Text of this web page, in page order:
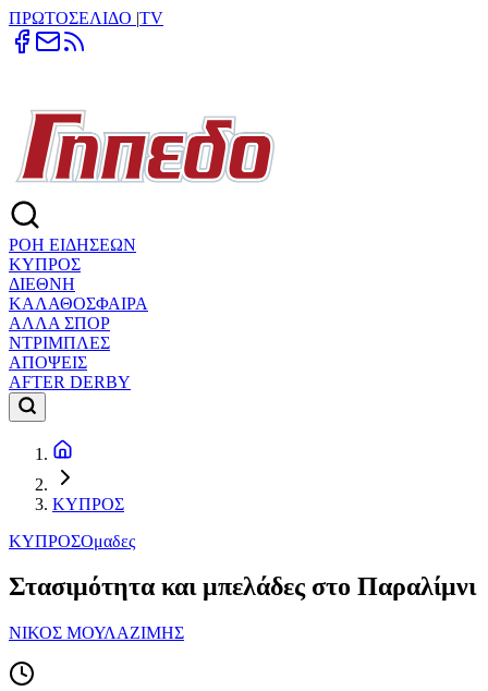
ΠΡΩΤΟΣΕΛΙΔΟ |TV
ΡΟΗ ΕΙΔΗΣΕΩΝ
ΚΥΠΡΟΣ
ΔΙΕΘΝΗ
ΚΑΛΑΘΟΣΦΑΙΡΑ
ΑΛΛΑ ΣΠΟΡ
ΝΤΡΙΜΠΛΕΣ
ΑΠΟΨΕΙΣ
AFTER DERBY
ΚΥΠΡΟΣ
ΚΥΠΡΟΣΟμαδες
Στασιμότητα και μπελάδες στο Παραλίμνι
ΝΙΚΟΣ ΜΟΥΛΑΖΙΜΗΣ